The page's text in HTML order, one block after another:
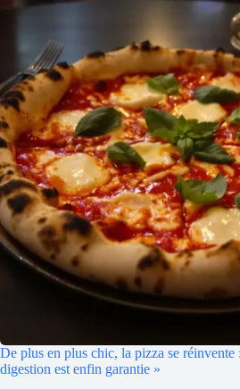
De plus en plus chic, la pizza se réinvente
digestion est enfin garantie »